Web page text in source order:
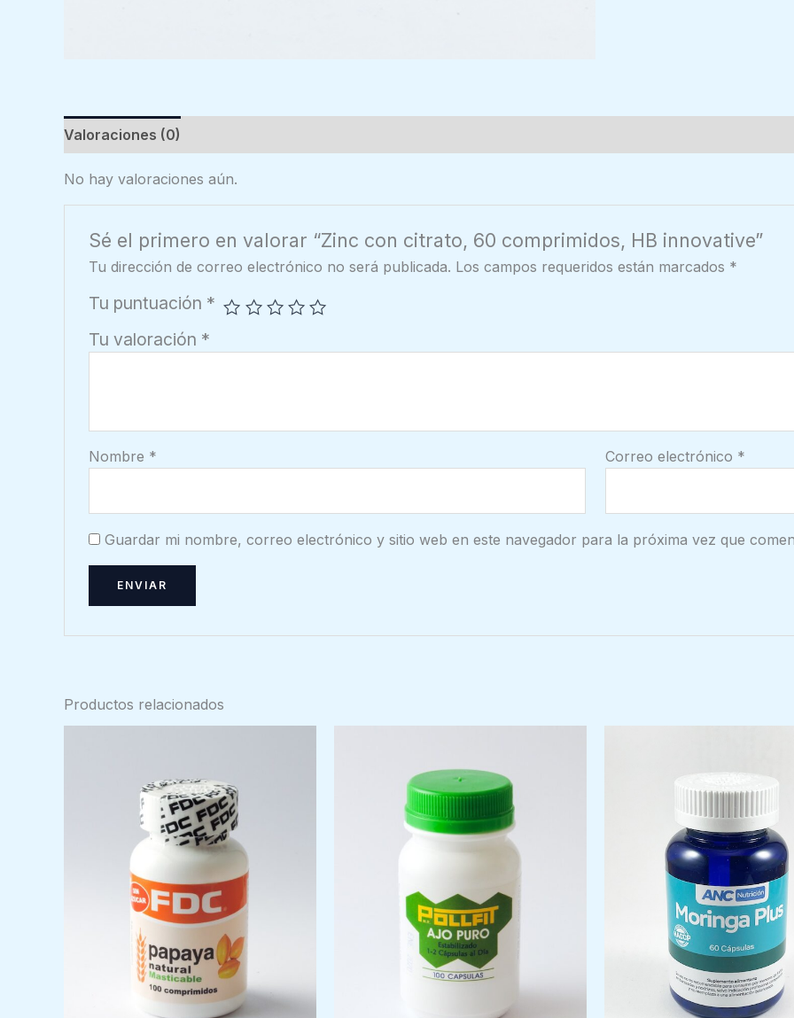
Valoraciones (0)
No hay valoraciones aún.
Sé el primero en valorar “Zinc con citrato, 60 comprimidos, HB innovative”
Tu dirección de correo electrónico no será publicada. Los campos requeridos están marcados *
Tu puntuación *
Tu valoración *
Nombre * Correo electrónico *
Guardar mi nombre, correo electrónico y sitio web en este navegador para la próxima vez que
Productos relacionados